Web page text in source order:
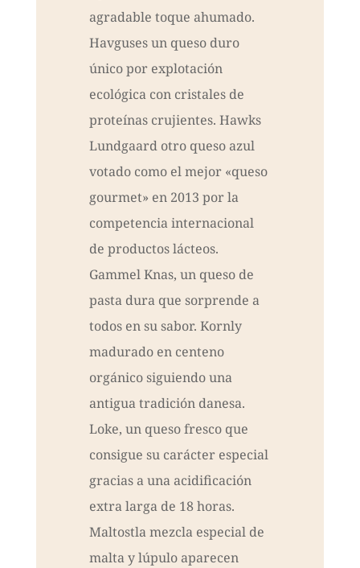
agradable toque ahumado.
Havguses un queso duro
único por explotación
ecológica con cristales de
proteínas crujientes. Hawks
Lundgaard otro queso azul
votado como el mejor «queso
gourmet» en 2013 por la
competencia internacional
de productos lácteos.
Gammel Knas, un queso de
pasta dura que sorprende a
todos en su sabor. Kornly
madurado en centeno
orgánico siguiendo una
antigua tradición danesa.
Loke, un queso fresco que
consigue su carácter especial
gracias a una acidificación
extra larga de 18 horas.
Maltostla mezcla especial de
malta y lúpulo aparecen